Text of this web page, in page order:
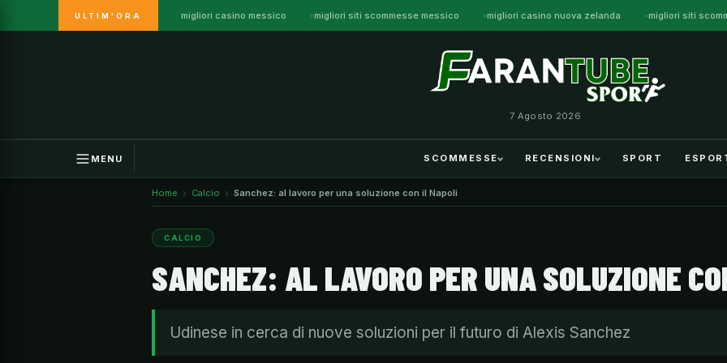
ULTIM'ORA migliori casino messico migliori siti scommesse messico migliori casino nuova zelanda migliori siti
7 Agosto 2026
MENU SCOMMESSE RECENSIONI SPORT
Home Calcio Sanchez: al lavoro per una soluzione con il Napoli
CALCIO
SANCHEZ: AL LAVORO PER UNA SOLUZIONE
Udinese in cerca di nuove soluzioni per il futuro di Alexis Sanchez